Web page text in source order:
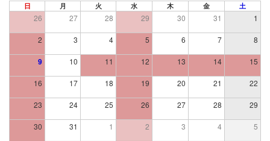
日 月 火 水 木 金 土
26 27 28 29 30 31 1
2 3 4 5 6 7 8
9 10 11 12 13 14 15
16 17 18 19 20 21 22
23 24 25 26 27 28 29
30 31 1 2 3 4 5